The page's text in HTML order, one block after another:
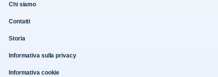
Chi siamo
Contatti
Storia
Informativa sulla privacy
Informativa cookie